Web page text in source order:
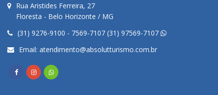
Rua Aristides Ferreira, 27
Floresta - Belo Horizonte / MG
(31) 9276-9100 - 7569-7107 (31) 97569-7107
Email: atendimento@absolutturismo.com.br